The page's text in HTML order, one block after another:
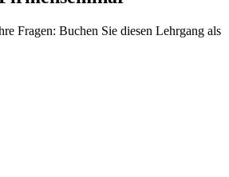
Fragen: Buchen Sie diesen Lehrgang als